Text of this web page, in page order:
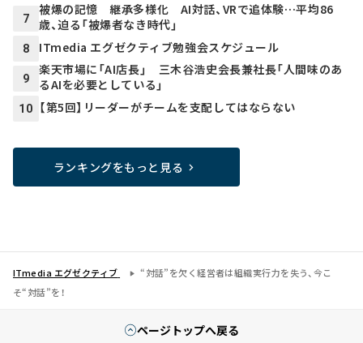
7
被爆の記憶 継承多様化 AI対話、VRで追体験…平均86
歳、迫る「被爆者なき時代」
8 ITmedia エグゼクティブ勉強会スケジュール
9
楽天市場に「AI店長」 三木谷浩史会長兼社長「人間味のあ
るAIを必要としている」
10 【第5回】リーダーがチームを支配してはならない
ランキングをもっと見る
ITmedia エグゼクティブ
“対話”を欠く経営者は組織実行力を失う、今こ
そ“対話”を！
ページトップへ戻る